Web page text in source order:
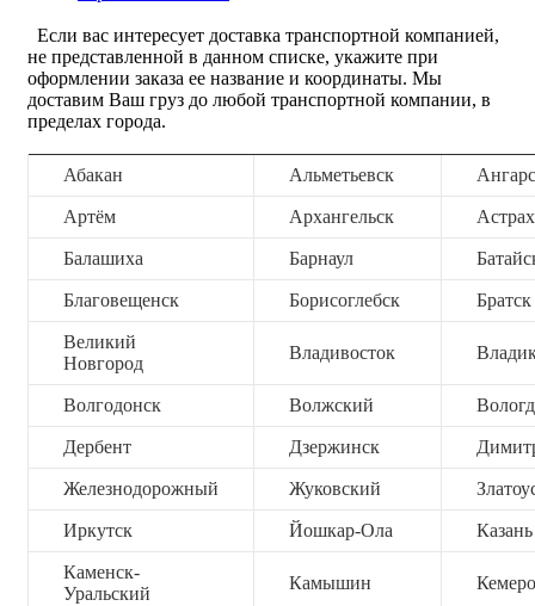
Если вас интересует доставка транспортной компанией,
не представленной в данном списке, укажите при
оформлении заказа ее название и координаты. Мы
доставим Ваш груз до любой транспортной компании, в
пределах города.
Абакан Альметьевск
Артём Архангельск
Балашиха Барнаул
Благовещенск Борисоглебск Братск
Великий
Новгород
Владивосток
Волгодонск Волжский
Дербент Дзержинск
Железнодорожный Жуковский
Иркутск Йошкар-Ола Казань
Каменск-
Уральский
Камышин